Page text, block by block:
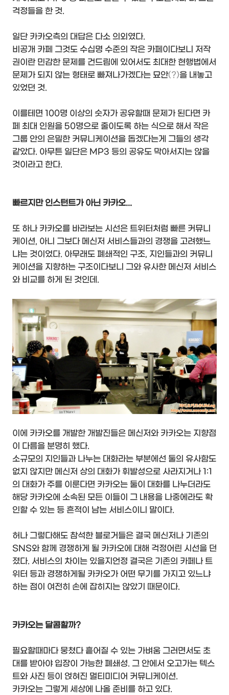
걱정들을 한 것.
일단 카카오측의 대답은 다소 의외였다.
비공개 카페 그것도 수십명 수준의 작은 카페이다보니 저작
권이란 민감한 문제를 건드림에 있어서도 최대한 현행법에서
문제가 되지 않는 형태로 빠져나가겠다는 묘안(?)을 내놓고
있었던 것.
이를테면 100명 이상의 숫자가 공유할때 문제가 된다면 카
페 최대 인원을 50명으로 줄이도록 하는 식으로 해서 작은
그룹 안의 은밀한 커뮤니케이션을 돕겠다는게 그들의 생각
같았다. 아무튼 일단은 MP3 등의 공유도 막아서지는 않을
것이라고 한다.
빠르지만 인스턴트가 아닌 카카오...
또 하나 카카오를 바라보는 시선은 트위터처럼 빠른 커뮤니
케이션, 아니 그보다 메신저 서비스들과의 경쟁을 고려했느
냐는 것이었다. 아무래도 폐쇄적인 구조, 지인들과의 커뮤니
케이션을 지향하는 구조이다보니 그와 유사한 메신저 서비스
와 비교를 하게 된 것인데.
이에 카카오를 개발한 개발진들은 메신저와 카카오는 지향점
이 다름을 분명히 했다.
소규모의 지인들과 나누는 대화라는 부분에선 둘의 유사함도
없지 않지만 메신저 상의 대화가 휘발성으로 사라지거나 1:1
의 대화가 주를 이룬다면 카카오는 둘이 대화를 나누더라도
해당 카카오에 소속된 모든 이들이 그 내용을 나중에라도 확
인할 수 있는 등 흔적이 남는 서비스이니 말이다.
허나 그렇다해도 참석한 블로거들은 결국 메신저나 기존의
SNS와 함께 경쟁하게 될 카카오에 대해 걱정어린 시선을 던
졌다. 서비스의 차이는 있을지언정 결국은 기존의 카페나 트
위터 등과 경쟁하게될 카카오가 어떤 무기를 가지고 있느냐
하는 점이 여전히 손에 잡히지는 않았기 때문이다.
카카오는 달콤할까?
필요할때마다 뭉쳤다 흩어질 수 있는 가벼움 그러면서도 초
대를 받아야 입장이 가능한 폐쇄성. 그 안에서 오고가는 텍스
트와 사진 등이 얹혀진 멀티미디어 커뮤니케이션.
카카오는 그렇게 세상에 나올 준비를 하고 있다.